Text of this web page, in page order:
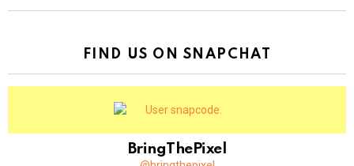
FIND US ON SNAPCHAT
BringThePixel